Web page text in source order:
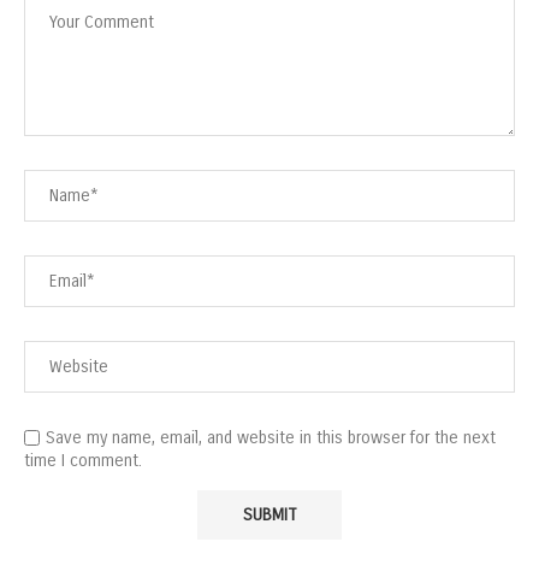
Save my name, email, and website in this browser for the next
time I comment.